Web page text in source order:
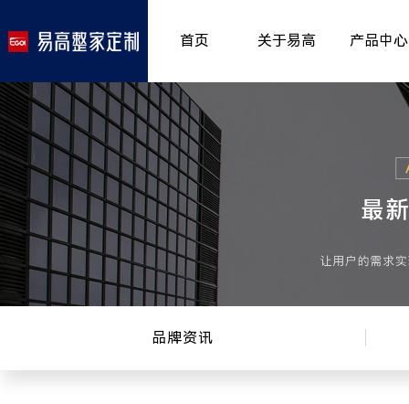
首页 关于易高
>
产品中心
室内非
厨房空
餐厅空
品牌资讯